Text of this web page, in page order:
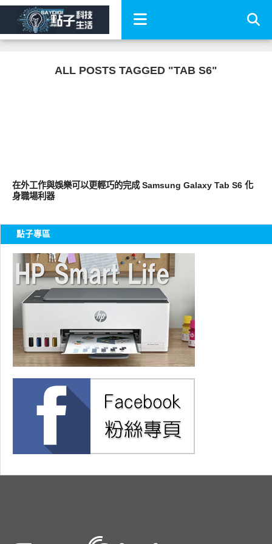
ALL POSTS TAGGED "TAB S6"
在外工作與娛樂可以更輕巧的完成 Samsung Galaxy Tab S6 化
身職場利器
點子專區